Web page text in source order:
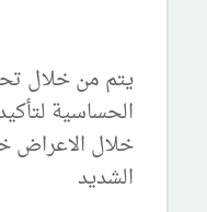
يتم من خلال
الحساسية
خلال
الشديد